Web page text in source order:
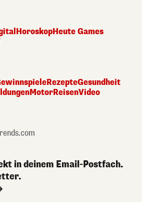
HoroskopHeute Games
RezepteGesundheit
MotorReisenVideo
in deinem Email-Postfach.